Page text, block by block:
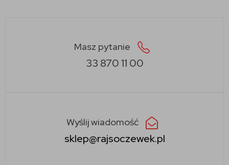
Masz pytanie
33 870 11 00
Wyślij wiadomość
sklep@rajsoczewek.pl